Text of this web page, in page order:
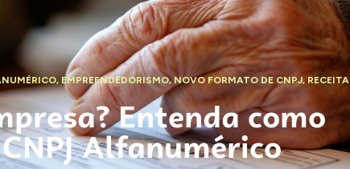
, EMPREENDEDORISMO,NOVO FORMATO DE CNPJ,RECEITA
Entenda como
Alfanumérico